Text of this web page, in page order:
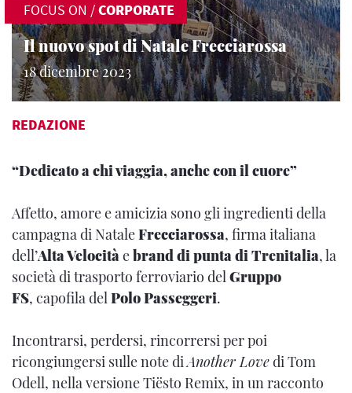
FOCUS ON /CORPORATE
Il nuovo spot di Natale Frecciarossa
18 dicembre 2023
REDAZIONE
“Dedicato a chi viaggia, anche con il cuore”
Affetto, amore e amicizia sono gli ingredienti della
campagna di NataleFrecciarossa, firma italiana
dell’Alta Velocitàebrand di punta di Trenitalia, la
società di trasporto ferroviario delGruppo
FS, capofila delPolo Passeggeri.
Incontrarsi, perdersi, rincorrersi per poi
ricongiungersi sulle note diAnother Lovedi Tom
Odell, nella versione Tiësto Remix, in un racconto